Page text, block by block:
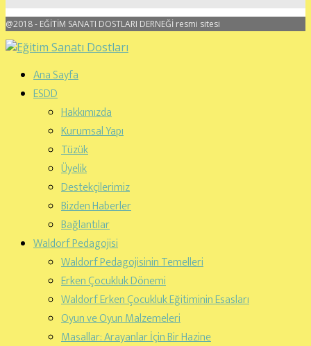
@2018 - EĞİTİM SANATI DOSTLARI DERNEĞİ resmi sitesi
Ana Sayfa
ESDD
Hakkımızda
Kurumsal Yapı
Tüzük
Üyelik
Destekçilerimiz
Bizden Haberler
Bağlantılar
Waldorf Pedagojisi
Waldorf Pedagojisinin Temelleri
Erken Çocukluk Dönemi
Waldorf Erken Çocukluk Eğitiminin Esasları
Oyun ve Oyun Malzemeleri
Masallar: Arayanlar İçin Bir Hazine